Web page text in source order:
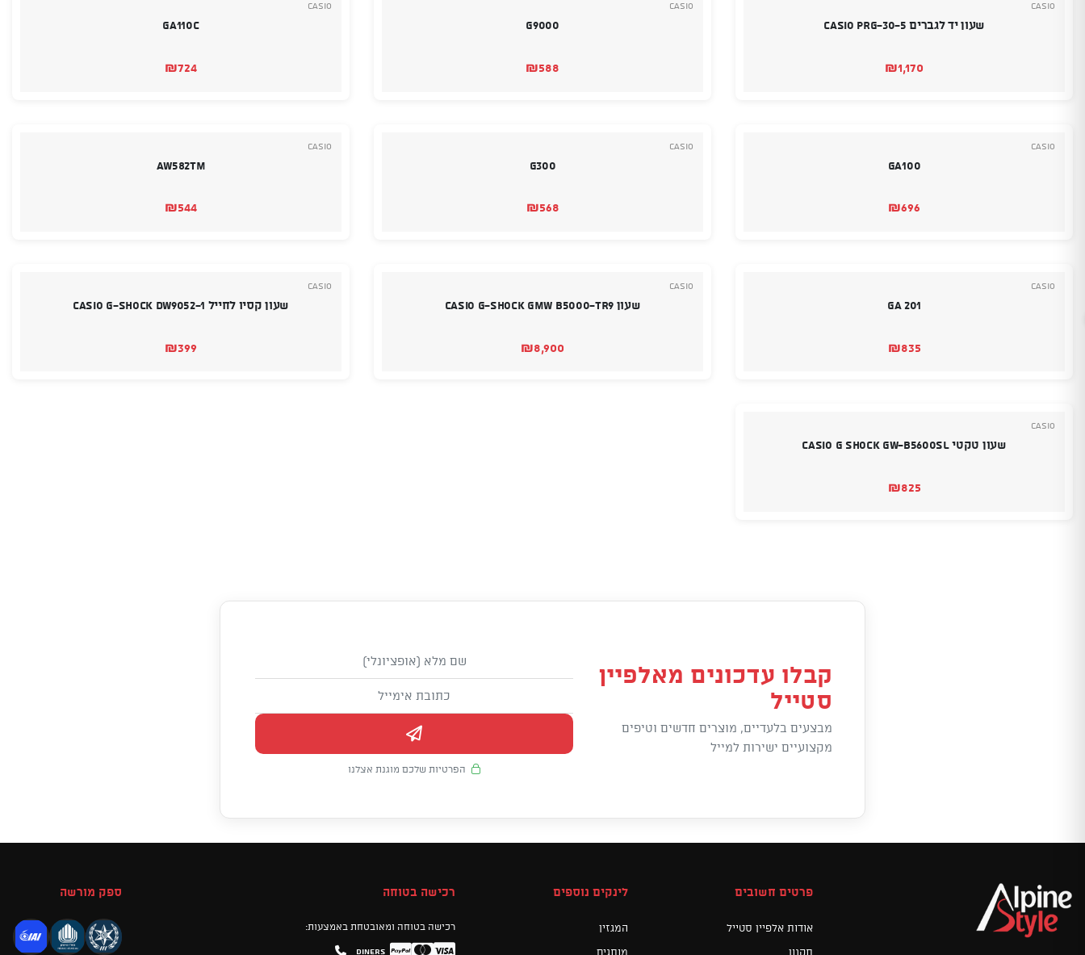
Casio
שעון יד לגברים Casio PRG-30-5
₪1,170
Casio
G9000
₪588
Casio
GA110C
₪724
Casio
GA100
₪696
Casio
G300
₪568
Casio
AW582TM
₪544
Casio
GA 201
₪835
Casio
שעון Casio G-SHOCK GMW B5000-TR9
₪8,900
Casio
שעון קסיו לחייל CASIO G-SHOCK DW9052-1
₪399
Casio
שעון טקטי CASIO G SHOCK GW-B5600SL
₪825
קבלו עדכונים מאלפיין
סטייל
מבצעים בלעדיים, מוצרים חדשים וטיפים
מקצועיים ישירות למייל
הפרטיות שלכם מוגנת אצלנו
פרטים חשובים
אודות אלפיין סטייל
תקנון
לינקים נוספים
המגזין
מותגים
רכישה בטוחה
רכישה בטוחה ומאובטחת באמצעות:
Diners
ספק מורשה